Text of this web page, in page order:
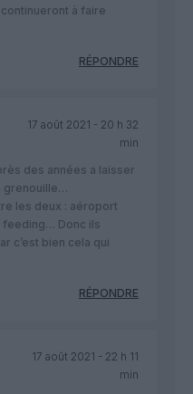
à faire
RÉPONDRE
17 août 2021 - 20 h 32
min
des années a laisser
grenouille…
les deux : aéroport
Donc ils
c’est bien cela qui
RÉPONDRE
17 août 2021 - 22 h 11
min